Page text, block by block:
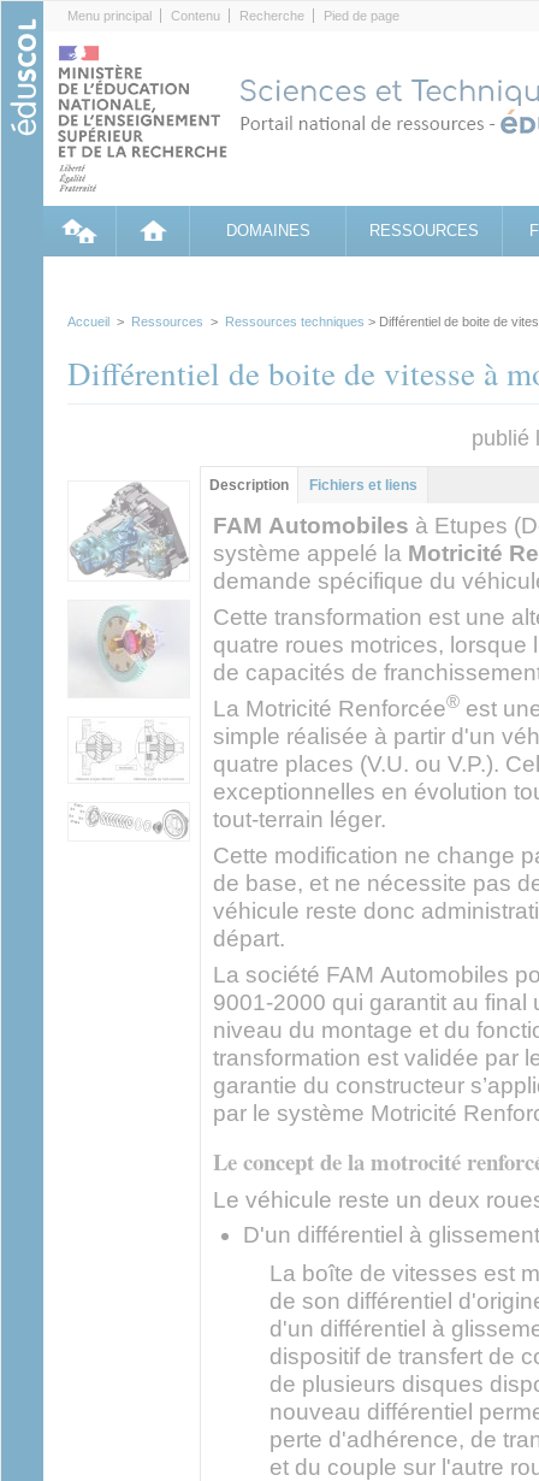
Menu principal Contenu Recherche Pied de page
DOMAINES RESSOURCES
Accueil > Ressources > Ressources techniques > Différentiel de boite de
Différentiel de boite de vitesse à
publié
Groupe principal
Description (onglet
actif)
Fichiers et liens
FAM Automobiles à Etupes
système appelé la Motricité
demande spécifique du
Cette transformation est une
quatre roues motrices,
de capacités de
La Motricité Renforcée® est
simple réalisée à partir d'un
quatre places (V.U. ou V.P.).
exceptionnelles en évolution
tout-terrain léger.
Cette modification ne change
de base, et ne nécessite pas
véhicule reste donc
départ.
La société FAM Automobiles
9001-2000 qui garantit au
niveau du montage et du
transformation est validée par
garantie du constructeur
par le système Motricité
Le concept de la motrocité
Le véhicule reste un deux
D'un différentiel à
La boîte de vitesses est
de son différentiel
d'un différentiel à
dispositif de transfert de
de plusieurs disques
nouveau différentiel
perte d'adhérence, de
et du couple sur l'autre